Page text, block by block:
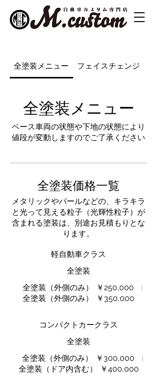
全塗装メニュー フェイスチェンジ
全塗装メニュー
ベース車両の状態や下地の状態により
値段が変動しますのでご了承ください
全塗装価格一覧
メタリックやパールなどの、キラキラ
と光って見える粒子（光輝性粒子）が
含まれる塗装は、別途お見積もりとな
ります。
軽自動車クラス
全塗装
全塗装（外側のみ）
￥250,000
全塗装（外側のみ）
￥350,000
コンパクトカークラス
全塗装
全塗装（外側のみ）
￥300,000
全塗装（ドア内含む）
￥400,000